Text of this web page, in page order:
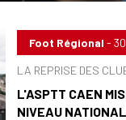
Foot Régional -
LA REPRISE DES
L'ASPTT CAEN
NIVEAU NATIONAL